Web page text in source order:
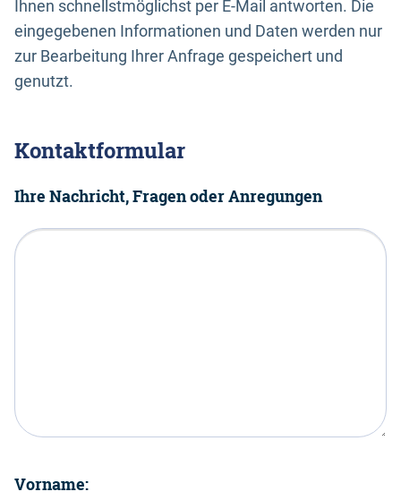
Ihnen schnellstmöglichst per E-Mail antworten. Die
eingegebenen Informationen und Daten werden nur
zur Bearbeitung Ihrer Anfrage gespeichert und
genutzt.
Kontaktformular
Ihre Nachricht, Fragen oder Anregungen
Vorname: